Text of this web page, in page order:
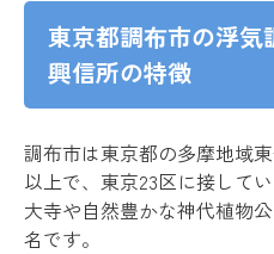
東京都調布市の浮気
興信所の特徴
調布市は東京都の多摩地域
以上で、東京23区に接して
大寺や自然豊かな神代植物
名です。